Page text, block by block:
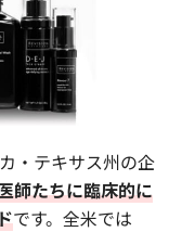
・テキサス州の企
師たちに臨床的に
です。全米では